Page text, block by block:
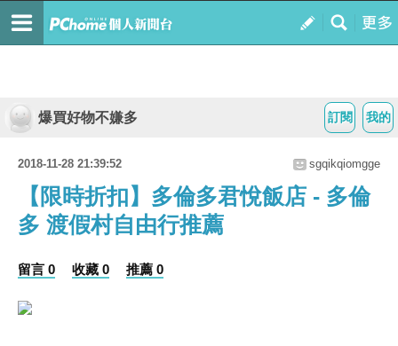
我的
訂閱
爆買好物不嫌多
2018-11-28 21:39:52 sgqikqiomgge
【限時折扣】多倫多君悅飯店 - 多倫
多 渡假村自由行推薦
留言 0 收藏 0 推薦 0